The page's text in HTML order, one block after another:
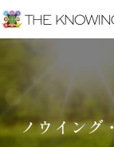
ノウイング